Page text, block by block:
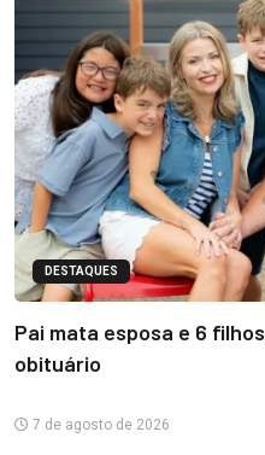
DESTAQUES
Pai mata esposa e 6
obituário
7 de agosto de 2026